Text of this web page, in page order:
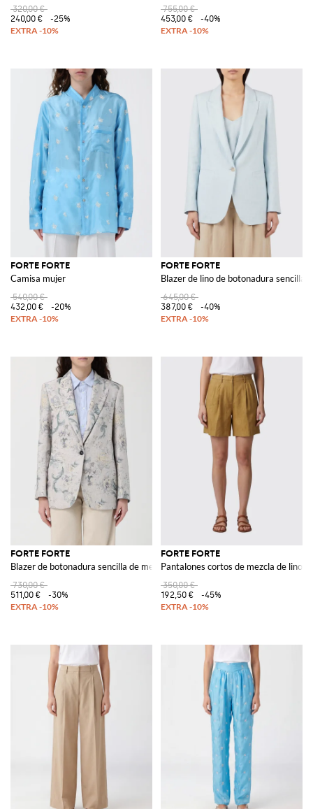
320,00 €
240,00 €
-25%
755,00 €
453,00 €
-40%
FORTE FORTE
Camisa mujer
540,00 €
432,00 €
-20%
FORTE FORTE
Blazer de lino de botonadura sencilla
645,00 €
387,00 €
-40%
FORTE FORTE
Blazer de botonadura sencilla de mezcla de lino floral
730,00 €
511,00 €
-30%
FORTE FORTE
Pantalones cortos de mezcla de lino
350,00 €
192,50 €
-45%